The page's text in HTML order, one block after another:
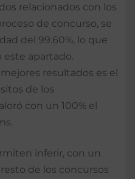
relacionados con los
de concurso, se
del 99.60%, lo que
este apartado.
resultados es el
de los
con un 100% el
inferir, con un
de los concursos